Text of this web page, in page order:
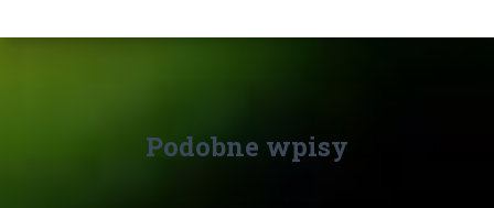
Podobne wpisy